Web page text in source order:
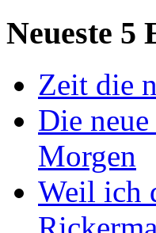
Neueste 5
Zeit die
Die
Morgen
Weil ich